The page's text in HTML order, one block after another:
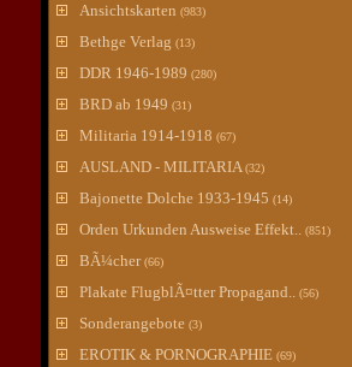
Ansichtskarten (983)
Bethge Verlag (13)
DDR 1946-1989 (280)
BRD ab 1949 (31)
Militaria 1914-1918 (67)
AUSLAND - MILITARIA (32)
Bajonette Dolche 1933-1945 (14)
Orden Urkunden Ausweise Effekt.. (851)
BÃ¼cher (66)
Plakate FlugblÃ¤tter Propagand.. (56)
Sonderangebote (3)
EROTIK & PORNOGRAPHIE (69)